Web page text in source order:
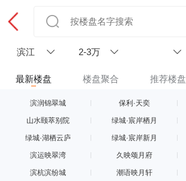
滨江 2-3万
最新楼盘 楼盘聚合 推荐楼盘
滨润锦翠城 保利·天奕
山水颐萃别院 绿城·宸岸栖月
绿城·湖栖云庐 绿城·宸岸新月
滨运映翠湾 久映颂月府
滨杭滨纷城 潮语映月轩